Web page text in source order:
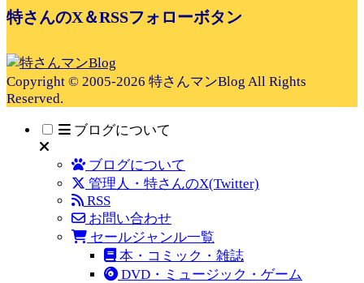
特さんのX＆RSSフォローボタン
Copyright © 2005-2026 特さんマンBlog All Rights
Reserved.
ブログについて
ブログについて
管理人・特さんのX(Twitter)
RSS
お問い合わせ
セールジャンル一覧
本・コミック・雑誌
DVD・ミュージック・ゲーム